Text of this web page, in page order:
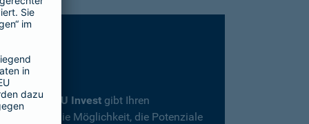
SBU Invest gibt Ihren
und die Möglichkeit, die Potenziale